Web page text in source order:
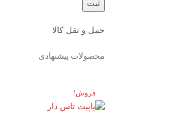
حمل و نقل کالا
محصولات پیشنهادی
فروش!